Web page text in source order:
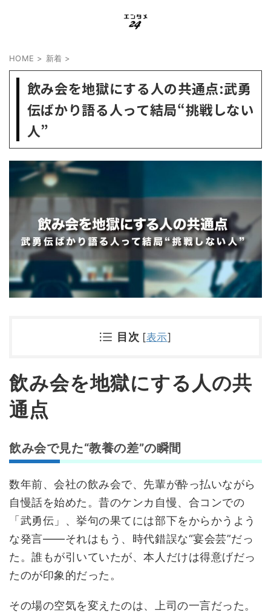
HOME > 新着 >
飲み会を地獄にする人の共通点:武勇
伝ばかり語る人って結局“挑戦しない
人”
目次 [表示]
飲み会を地獄にする人の共
通点
飲み会で見た“教養の差”の瞬間
数年前、会社の飲み会で、先輩が酔っ払いながら
自慢話を始めた。昔のケンカ自慢、合コンでの
「武勇伝」、挙句の果てには部下をからかうよう
な発言――それはもう、時代錯誤な“宴会芸”だっ
た。誰もが引いていたが、本人だけは得意げだっ
たのが印象的だった。
その場の空気を変えたのは、上司の一言だった。